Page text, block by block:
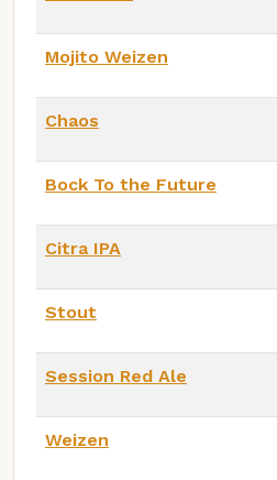
Mojito Weizen
Chaos
Bock To the Future
Citra IPA
Stout
Session Red Ale
Weizen